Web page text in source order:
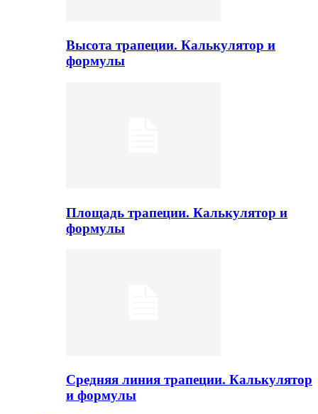
Высота трапеции. Калькулятор и
формулы
Площадь трапеции. Калькулятор и
формулы
Средняя линия трапеции. Калькулятор
и формулы